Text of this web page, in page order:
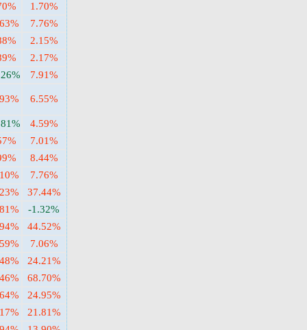
1.70%
7.76%
2.15%
2.17%
7.91%
6.55%
4.59%
7.01%
8.44%
7.76%
37.44%
-1.32%
44.52%
7.06%
24.21%
68.70%
24.95%
21.81%